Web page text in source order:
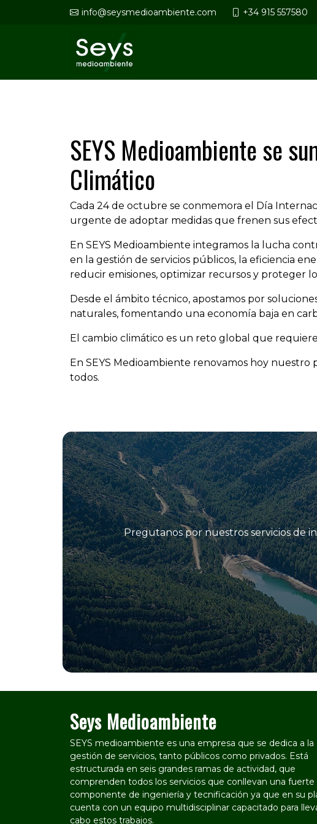
info@seysmedioambiente.com +34 915 557580
SEYS Medioambiente se
Climático
Cada 24 de octubre se conmemora el Día
urgente de adoptar medidas que frenen sus
En SEYS Medioambiente integramos la lucha
en la gestión de servicios públicos, la eficiencia
reducir emisiones, optimizar recursos y proteger
Desde el ámbito técnico, apostamos por
naturales, fomentando una economía baja en
El cambio climático es un reto global que
En SEYS Medioambiente renovamos hoy
todos.
Pregutanos por nuestros servicios de
Seys Medioambiente
SEYS medioambiente es una empresa que se dedica a la
gestión de servicios, tanto públicos como privados. Está
estructurada en seis grandes ramas de actividad, que
comprenden todos los servicios que conllevan una fuerte
componente de ingeniería y tecnificación ya que en su
cuenta con un equipo multidisciplinar capacitado para
cabo estos trabajos.